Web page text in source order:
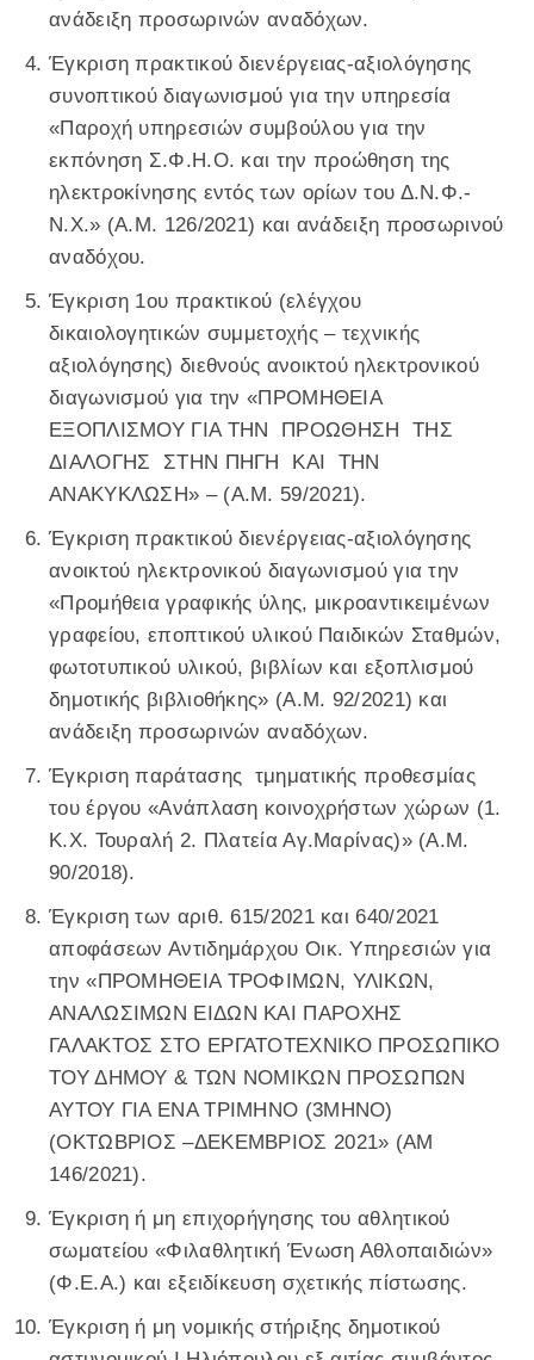
ανάδειξη προσωρινών αναδόχων.
Έγκριση πρακτικού διενέργειας-αξιολόγησης
συνοπτικού διαγωνισμού για την υπηρεσία
«Παροχή υπηρεσιών συμβούλου για την
εκπόνηση Σ.Φ.Η.Ο. και την προώθηση της
ηλεκτροκίνησης εντός των ορίων του Δ.Ν.Φ.-
Ν.Χ.» (Α.Μ. 126/2021) και ανάδειξη προσωρινού
αναδόχου.
Έγκριση 1ου πρακτικού (ελέγχου
δικαιολογητικών συμμετοχής – τεχνικής
αξιολόγησης) διεθνούς ανοικτού ηλεκτρονικού
διαγωνισμού για την «ΠΡΟΜΗΘΕΙΑ
ΕΞΟΠΛΙΣΜΟΥ ΓΙΑ ΤΗΝ ΠΡΟΩΘΗΣΗ ΤΗΣ
ΔΙΑΛΟΓΗΣ ΣΤΗΝ ΠΗΓΗ ΚΑΙ ΤΗΝ
ΑΝΑΚΥΚΛΩΣΗ» – (Α.Μ. 59/2021).
Έγκριση πρακτικού διενέργειας-αξιολόγησης
ανοικτού ηλεκτρονικού διαγωνισμού για την
«Προμήθεια γραφικής ύλης, μικροαντικειμένων
γραφείου, εποπτικού υλικού Παιδικών Σταθμών,
φωτοτυπικού υλικού, βιβλίων και εξοπλισμού
δημοτικής βιβλιοθήκης» (Α.Μ. 92/2021) και
ανάδειξη προσωρινών αναδόχων.
Έγκριση παράτασης τμηματικής προθεσμίας
του έργου «Ανάπλαση κοινοχρήστων χώρων (1.
Κ.Χ. Τουραλή 2. Πλατεία Αγ.Μαρίνας)» (Α.Μ.
90/2018).
Έγκριση των αριθ. 615/2021 και 640/2021
αποφάσεων Αντιδημάρχου Οικ. Υπηρεσιών για
την «ΠΡΟΜΗΘΕΙΑ ΤΡΟΦΙΜΩΝ, ΥΛΙΚΩΝ,
ΑΝΑΛΩΣΙΜΩΝ ΕΙΔΩΝ ΚΑΙ ΠΑΡΟΧΗΣ
ΓΑΛΑΚΤΟΣ ΣΤΟ ΕΡΓΑΤΟΤΕΧΝΙΚΟ ΠΡΟΣΩΠΙΚΟ
ΤΟΥ ΔΗΜΟΥ & ΤΩΝ ΝΟΜΙΚΩΝ ΠΡΟΣΩΠΩΝ
ΑΥΤΟΥ ΓΙΑ ΕΝΑ ΤΡΙΜΗΝΟ (3ΜΗΝΟ)
(ΟΚΤΩΒΡΙΟΣ –ΔΕΚΕΜΒΡΙΟΣ 2021» (ΑΜ
146/2021).
Έγκριση ή μη επιχορήγησης του αθλητικού
σωματείου «Φιλαθλητική Ένωση Αθλοπαιδιών»
(Φ.Ε.Α.) και εξειδίκευση σχετικής πίστωσης.
Έγκριση ή μη νομικής στήριξης δημοτικού